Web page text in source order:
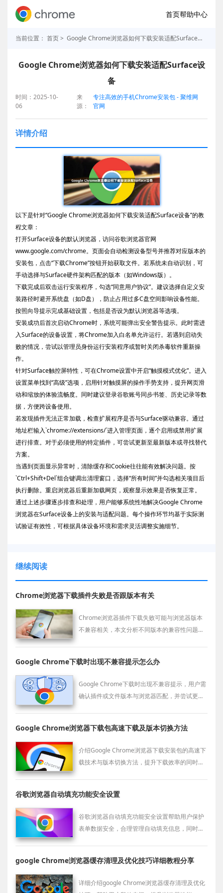
首页帮助中心
当前位置： 首页> Google Chrome浏览器如何下载安装适配Surface设备
Google Chrome浏览器如何下载安装适配Surface设
备
时间：2025-10-
06
来
源：
专注高效的手机Chrome安装包 - 聚维网
官网
详情介绍
以下是针对“Google Chrome浏览器如何下载安装适配Surface设备”的教
程文章：
打开Surface设备的默认浏览器，访问谷歌浏览器官网
www.google.com/chrome。页面会自动检测设备型号并推荐对应版本的
安装包，点击“下载Chrome”按钮开始获取文件。若系统未自动识别，可
手动选择与Surface硬件架构匹配的版本（如Windows版）。
下载完成后双击运行安装程序，勾选“同意用户协议”。建议选择自定义安
装路径时避开系统盘（如D盘），防止占用过多C盘空间影响设备性能。
按照向导提示完成基础设置，包括是否设为默认浏览器等选项。
安装成功后首次启动Chrome时，系统可能弹出安全警告提示。此时需进
入Surface的设备设置，将Chrome加入白名单允许运行。若遇到启动失
败的情况，尝试以管理员身份运行安装程序或暂时关闭杀毒软件重新操
作。
针对Surface触控屏特性，可在Chrome设置中开启“触摸模式优化”。进入
设置菜单找到“高级”选项，启用针对触摸屏的操作手势支持，提升网页滑
动和缩放的体验流畅度。同时建议登录谷歌账号同步书签、历史记录等数
据，方便跨设备使用。
若发现插件无法正常加载，检查扩展程序是否与Surface驱动兼容。通过
地址栏输入`chrome://extensions/`进入管理页面，逐个启用或禁用扩展
进行排查。对于必须使用的特定插件，可尝试更新至最新版本或寻找替代
方案。
当遇到页面显示异常时，清除缓存和Cookie往往能有效解决问题。按
`Ctrl+Shift+Del`组合键调出清理窗口，选择“所有时间”并勾选相关项目后
执行删除。重启浏览器后重新加载网页，观察显示效果是否恢复正常。
通过上述步骤逐步排查和处理，用户能够系统性地解决Google Chrome
浏览器在Surface设备上的安装与适配问题。每个操作环节均基于实际测
试验证有效性，可根据具体设备环境和需求灵活调整实施细节。
继续阅读
Chrome浏览器下载插件失败是否跟版本有关
Chrome浏览器插件下载失败可能与浏览器版本
不兼容相关，本文分析不同版本的兼容性问题，
Google Chrome下载时出现不兼容提示怎么办
Google Chrome下载时出现不兼容提示，用户需
确认插件或文件版本与浏览器匹配，并尝试更新
Google Chrome浏览器下载包高速下载及版本切换方法
介绍Google Chrome浏览器下载安装包的高速下
载技术与版本切换方法，提升下载效率的同时实
谷歌浏览器自动填充功能安全设置
谷歌浏览器自动填充功能安全设置帮助用户保护
表单数据安全，合理管理自动填充信息，同时提
google Chrome浏览器缓存清理及优化技巧详细教程分享
详细介绍google Chrome浏览器缓存清理及优化